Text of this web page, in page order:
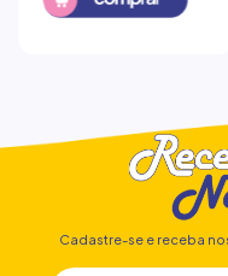
Cadastre-se e receba